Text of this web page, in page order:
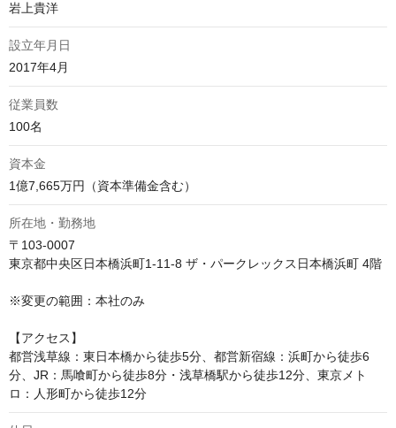
岩上貴洋
設立年月日
2017年4月
従業員数
100名
資本金
1億7,665万円（資本準備金含む）
所在地・勤務地
〒103-0007
東京都中央区日本橋浜町1-11-8 ザ・パークレックス日本橋浜町 4階
※変更の範囲：本社のみ
【アクセス】
都営浅草線：東日本橋から徒歩5分、都営新宿線：浜町から徒歩6
分、JR：馬喰町から徒歩8分・浅草橋駅から徒歩12分、東京メト
ロ：人形町から徒歩12分